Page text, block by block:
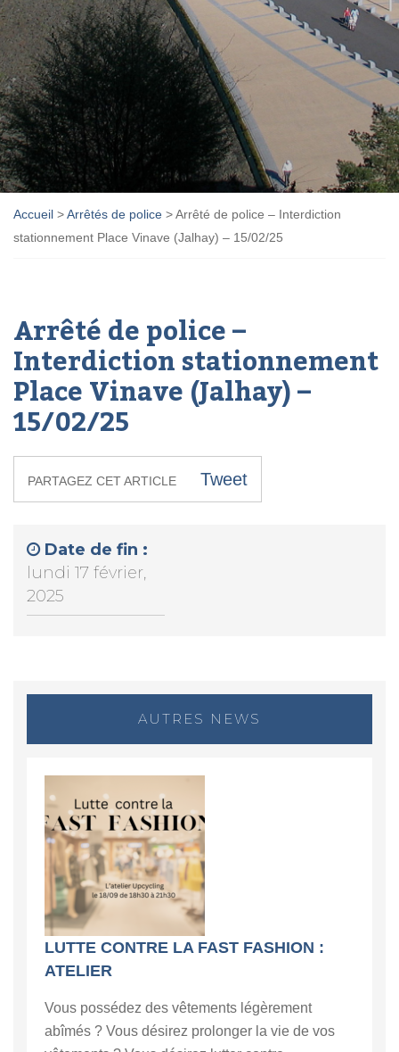
Accueil >Arrêtés de police >Arrêté de police – Interdiction
stationnement Place Vinave (Jalhay) – 15/02/25
Arrêté de police –
Interdiction stationnement
Place Vinave (Jalhay) –
15/02/25
PARTAGEZ CET ARTICLE Tweet
Date de fin :
lundi 17 février,
2025
AUTRES NEWS
LUTTE CONTRE LA FAST FASHION :
ATELIER
Vous possédez des vêtements légèrement
abîmés ? Vous désirez prolonger la vie de vos